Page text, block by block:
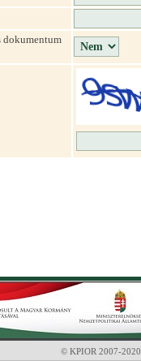
dokumentum
© KPIOR 2007-2020